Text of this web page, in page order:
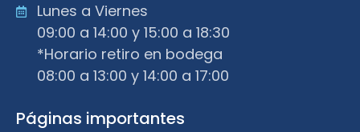
Lunes a Viernes
09:00 a 14:00 y 15:00 a 18:30
*Horario retiro en bodega
08:00 a 13:00 y 14:00 a 17:00
Páginas importantes